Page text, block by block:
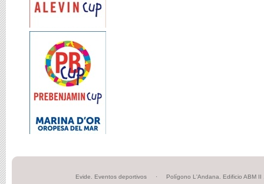
Evide. Eventos deportivos · Polígono L'Andana.